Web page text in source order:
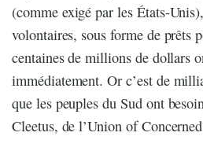
(comme exigé par les États-
volontaires, sous forme de prêts
centaines de millions de dollars
immédiatement. Or c’est de
que les peuples du Sud ont
Cleetus, de l’Union of